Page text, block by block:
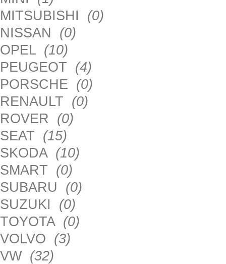
MITSUBISHI (0)
NISSAN (0)
OPEL (10)
PEUGEOT (4)
PORSCHE (0)
RENAULT (0)
ROVER (0)
SEAT (15)
SKODA (10)
SMART (0)
SUBARU (0)
SUZUKI (0)
TOYOTA (0)
VOLVO (3)
VW (32)